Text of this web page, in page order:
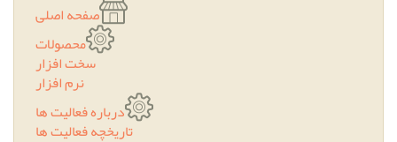
صفحه اصلی
محصولات
سخت افزار
نرم افزار
درباره فعالیت ها
تاریخچه فعالیت ها